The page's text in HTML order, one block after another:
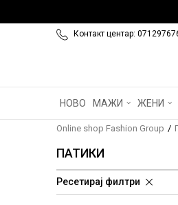
Контакт центар:
НОВО МАЖИ ЖЕНИ
Online shop Fashion Group
ПАТИКИ
Ресетирај филтри